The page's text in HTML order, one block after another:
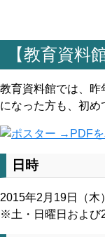
【教育資料
教育資料館では、昨
になった方も、初め
→PDFを
日時
2015年2月19日（木
※土・日曜日および